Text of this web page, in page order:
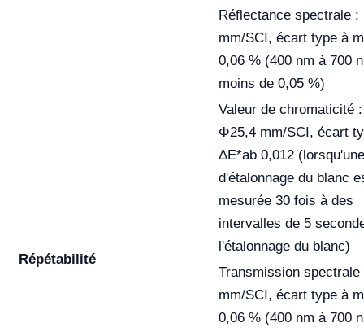
Répétabilité
Réflectance spectrale
mm/SCI, écart type à
0,06 % (400 nm à 700
moins de 0,05 %)
Valeur de chromaticité :
Φ25,4 mm/SCI, écart
ΔE*ab 0,012
d'étalonnage du blanc
mesurée 30 fois à des
intervalles de 5
l'étalonnage du blanc)
Transmission
mm/SCI, écart type à
0,06 % (400 nm à 700